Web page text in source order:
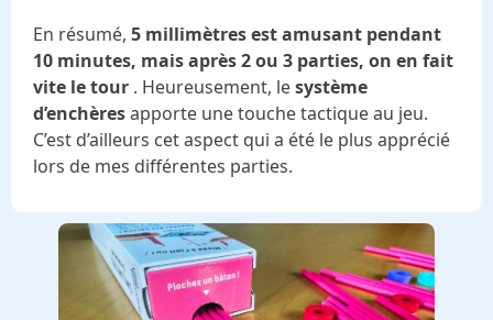
En résumé, 5 millimètres est amusant pendant
10 minutes, mais après 2 ou 3 parties, on en fait
vite le tour . Heureusement, lesystème
d’enchèresapporte une touche tactique au jeu.
C’est d’ailleurs cet aspect qui a été le plus apprécié
lors de mes différentes parties.